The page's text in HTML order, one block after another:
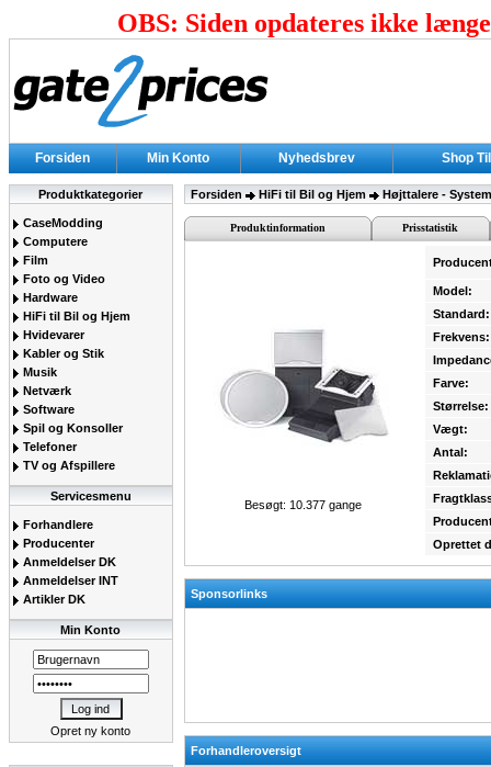
OBS: Siden opdateres ikke
Forsiden Min Konto Nyhedsbrev Shop
Produktkategorier
CaseModding
Computere
Film
Foto og Video
Hardware
HiFi til Bil og Hjem
Hvidevarer
Kabler og Stik
Musik
Netværk
Software
Spil og Konsoller
Telefoner
TV og Afspillere
Servicesmenu
Forhandlere
Producenter
Anmeldelser DK
Anmeldelser INT
Artikler DK
Min Konto
Opret ny konto
Forsiden HiFi til Bil og Hjem Højttalere -
Produktinformation Prisstatistik
Besøgt: 10.377 gange
Model:
Standard:
Frekvens:
Farve:
Størrelse:
Vægt:
Antal:
Oprettet
Sponsorlinks
Forhandleroversigt